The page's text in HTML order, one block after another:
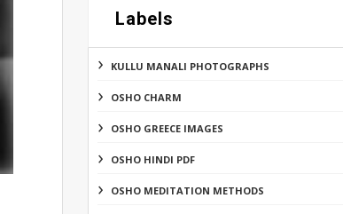
Labels
KULLU MANALI PHOTOGRAPHS
OSHO CHARM
OSHO GREECE IMAGES
OSHO HINDI PDF
OSHO MEDITATION METHODS